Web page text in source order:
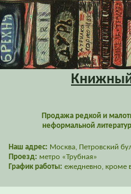
Книжный
Продажа редкой и
неформальной
Наш адрес: Москва, Петровский
Проезд: метро «Трубная»
График работы: ежедневно, кроме